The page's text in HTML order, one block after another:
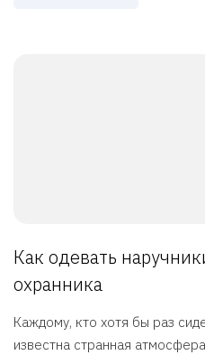
Как одевать
охранника
Каждому, кто хотя бы раз
известна странная